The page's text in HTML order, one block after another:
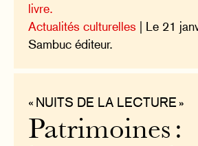
livre.
Actualités culturelles | Le 21
Sambuc éditeur.
« NUITS DE LA LECTURE »
Patrimoines :